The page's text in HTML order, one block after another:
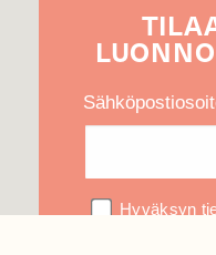
Hyväksyn